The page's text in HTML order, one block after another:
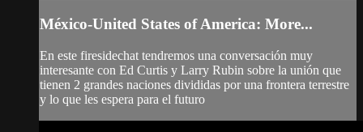
México-United States of America: More...
En este firesidechat tendremos una conversación muy
interesante con Ed Curtis y Larry Rubin sobre la unión que
tienen 2 grandes naciones divididas por una frontera terrestre
y lo que les espera para el futuro